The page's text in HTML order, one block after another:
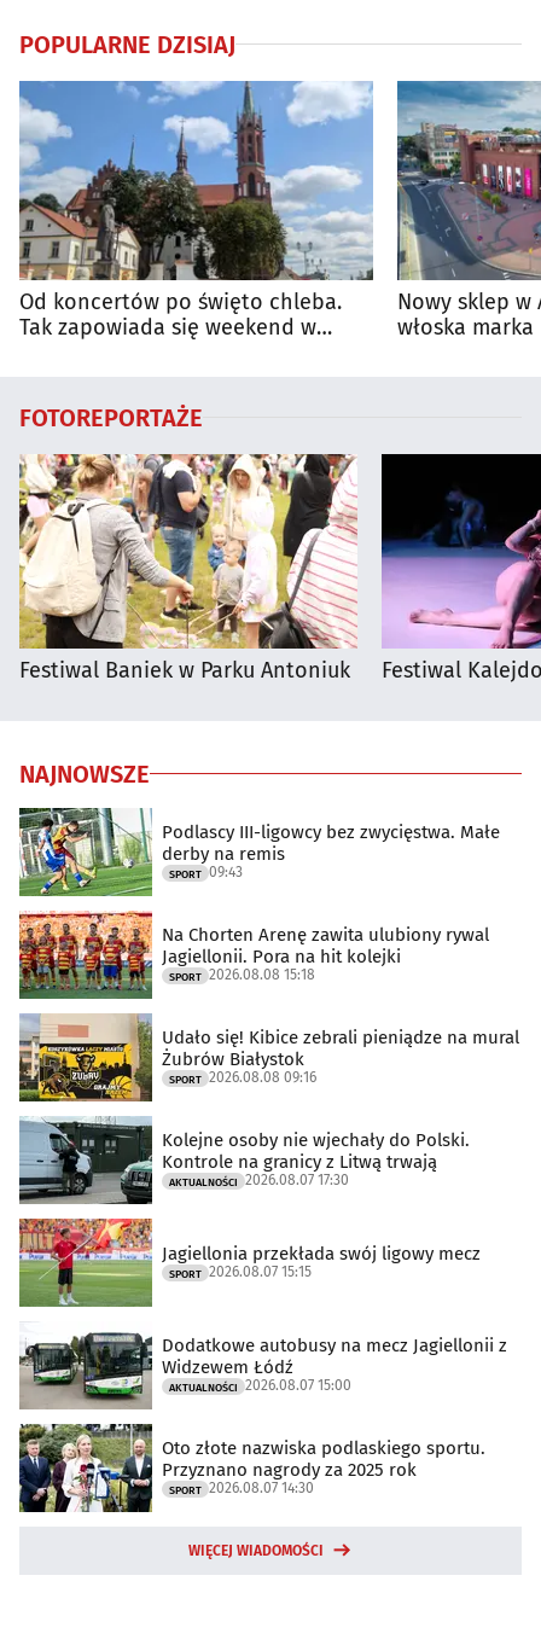
POPULARNE DZISIAJ
Od koncertów po święto chleba.
Tak zapowiada się weekend w
Nowy sklep w
włoska
FOTOREPORTAŻE
Festiwal Baniek w Parku Antoniuk Festiwal
NAJNOWSZE
Podlascy III-ligowcy bez zwycięstwa. Małe
derby na remis
SPORT 09:43
Na Chorten Arenę zawita ulubiony rywal
Jagiellonii. Pora na hit kolejki
SPORT 2026.08.08 15:18
Udało się! Kibice zebrali pieniądze na mural
Żubrów Białystok
SPORT 2026.08.08 09:16
Kolejne osoby nie wjechały do Polski.
Kontrole na granicy z Litwą trwają
AKTUALNOŚCI 2026.08.07 17:30
Jagiellonia przekłada swój ligowy mecz
SPORT 2026.08.07 15:15
Dodatkowe autobusy na mecz Jagiellonii z
Widzewem Łódź
AKTUALNOŚCI 2026.08.07 15:00
Oto złote nazwiska podlaskiego sportu.
Przyznano nagrody za 2025 rok
SPORT 2026.08.07 14:30
WIĘCEJ WIADOMOŚCI